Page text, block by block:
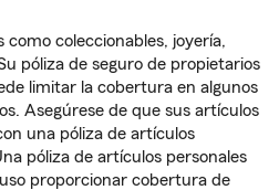
coleccionables, joyería,
póliza de seguro de propietarios
limitar la cobertura en algunos
Asegúrese de que sus artículos
una póliza de artículos
póliza de artículos personales
proporcionar cobertura de